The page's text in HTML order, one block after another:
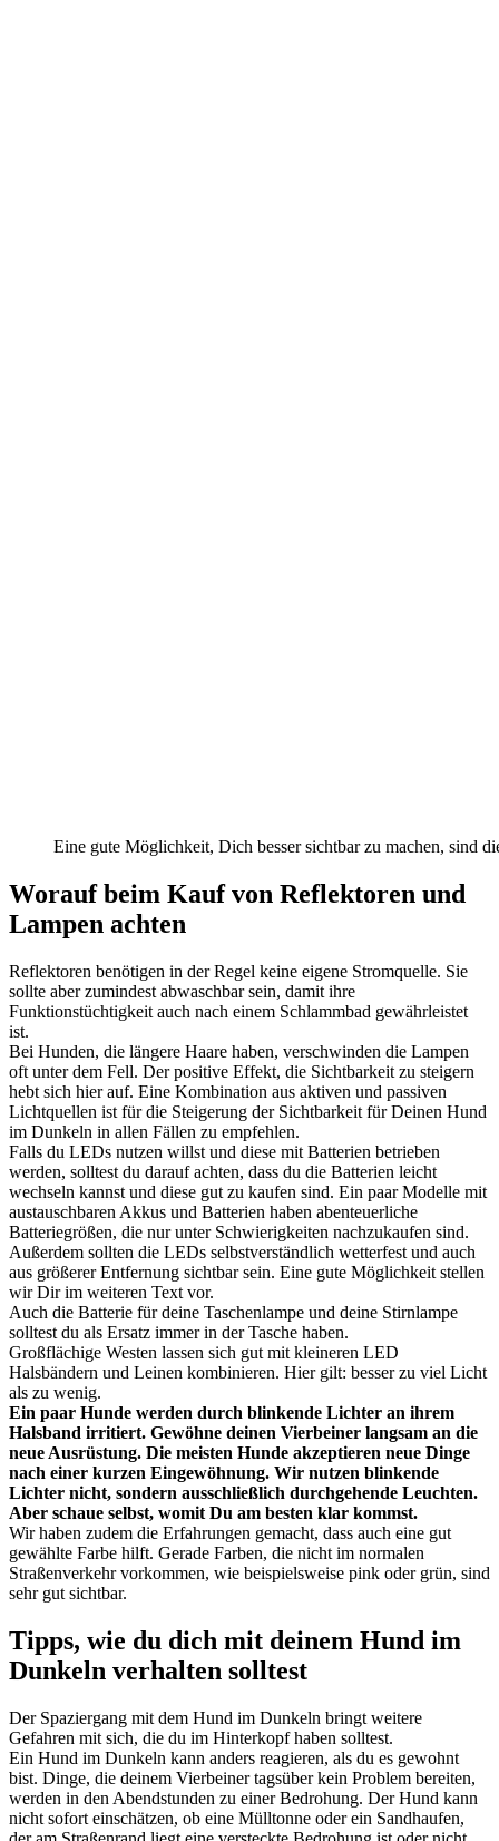
Eine gute Möglichkeit, Dich besser sichtbar zu machen, sind
Worauf beim Kauf von Reflektoren und
Lampen achten
Reflektoren benötigen in der Regel keine eigene Stromquelle. Sie
sollte aber zumindest abwaschbar sein, damit ihre
Funktionstüchtigkeit auch nach einem Schlammbad gewährleistet
ist.
Bei Hunden, die längere Haare haben, verschwinden die Lampen
oft unter dem Fell. Der positive Effekt, die Sichtbarkeit zu steigern
hebt sich hier auf. Eine Kombination aus aktiven und passiven
Lichtquellen ist für die Steigerung der Sichtbarkeit für Deinen Hund
im Dunkeln in allen Fällen zu empfehlen.
Falls du LEDs nutzen willst und diese mit Batterien betrieben
werden, solltest du darauf achten, dass du die Batterien leicht
wechseln kannst und diese gut zu kaufen sind. Ein paar Modelle mit
austauschbaren Akkus und Batterien haben abenteuerliche
Batteriegrößen, die nur unter Schwierigkeiten nachzukaufen sind.
Außerdem sollten die LEDs selbstverständlich wetterfest und auch
aus größerer Entfernung sichtbar sein. Eine gute Möglichkeit stellen
wir Dir im weiteren Text vor.
Auch die Batterie für deine Taschenlampe und deine Stirnlampe
solltest du als Ersatz immer in der Tasche haben.
Großflächige Westen lassen sich gut mit kleineren LED
Halsbändern und Leinen kombinieren. Hier gilt: besser zu viel Licht
als zu wenig.
Ein paar Hunde werden durch blinkende Lichter an ihrem
Halsband irritiert. Gewöhne deinen Vierbeiner langsam an die
neue Ausrüstung. Die meisten Hunde akzeptieren neue Dinge
nach einer kurzen Eingewöhnung. Wir nutzen blinkende
Lichter nicht, sondern ausschließlich durchgehende Leuchten.
Aber schaue selbst, womit Du am besten klar kommst.
Wir haben zudem die Erfahrungen gemacht, dass auch eine gut
gewählte Farbe hilft. Gerade Farben, die nicht im normalen
Straßenverkehr vorkommen, wie beispielsweise pink oder grün, sind
sehr gut sichtbar.
Tipps, wie du dich mit deinem Hund im
Dunkeln verhalten solltest
Der Spaziergang mit dem Hund im Dunkeln bringt weitere
Gefahren mit sich, die du im Hinterkopf haben solltest.
Ein Hund im Dunkeln kann anders reagieren, als du es gewohnt
bist. Dinge, die deinem Vierbeiner tagsüber kein Problem bereiten,
werden in den Abendstunden zu einer Bedrohung. Der Hund kann
nicht sofort einschätzen, ob eine Mülltonne oder ein Sandhaufen,